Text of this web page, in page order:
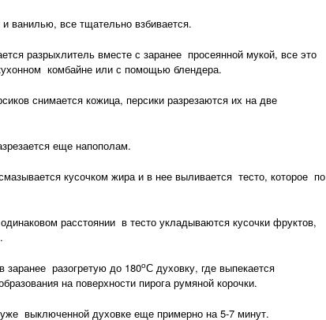
все тщательно взбивается.
разрыхлитель вместе с заранее просеянной мукой, все это
комбайне или с помощью блендера.
снимается кожица, персики разрезаются их на две
еще напополам.
кусочком жира и в нее выливается тесто, которое по
расстоянии в тесто укладываются кусочки фруктов,
разогретую до 180оС духовку, где выпекается
на поверхности пирога румяной корочки.
выключенной духовке еще примерно на 5-7 минут.